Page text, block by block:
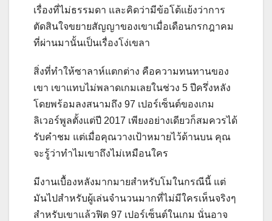
เรื่องที่ไม่ธรรมดา และคิดว่ามีข้อโต้แย้งว่าการ
ตัดสินใจขยายสัญญาของเขาเมื่อเดือนกรกฎาคม
ที่ผ่านมานั้นเป็นเรื่องโง่เขลา
สิ่งที่ทำให้ซาลาห์แตกต่าง คือความทนทานของ
เขา เขาแทบไม่พลาดเกมเลยในช่วง 5 ปีครึ่งหลัง
โดยพร้อมลงสนามถึง 97 เปอร์เซ็นต์ของเกม
ลิเวอร์พูลตั้งแต่ปี 2017 เพียงอย่างเดียวก็สมควรได้
รับคำชม แต่เมื่อคุณวางเป้าหมายไว้ด้านบน คุณ
จะรู้ว่าทำไมเขาถึงไม่เหมือนใคร
มีงานเบื้องหลังมากมายสำหรับโมในกรณีนี้ แต่
มันไปสำหรับผู้เล่นจำนวนมากที่ไม่มีใครเห็นจริงๆ
สำหรับเขาแล้วฟิต 97 เปอร์เซ็นต์ในเกม นั่นอาจ